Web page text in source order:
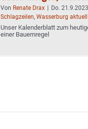
Von Renate Drax | Do.
Schlagzeilen, Wasserburg aktuell
Unser Kalenderblatt zum
einer Bauernregel